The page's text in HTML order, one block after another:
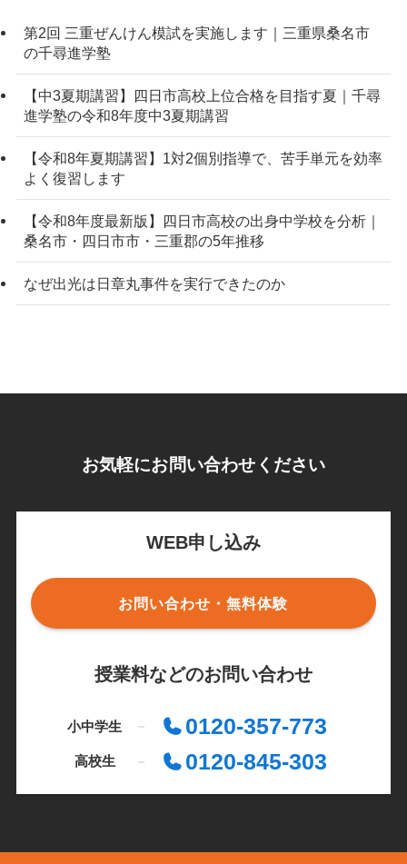
第2回 三重ぜんけん模試を実施します｜三重県桑名市
の千尋進学塾
【中3夏期講習】四日市高校上位合格を目指す夏｜千尋
進学塾の令和8年度中3夏期講習
【令和8年夏期講習】1対2個別指導で、苦手単元を効率
よく復習します
【令和8年度最新版】四日市高校の出身中学校を分析｜
桑名市・四日市市・三重郡の5年推移
なぜ出光は日章丸事件を実行できたのか
お気軽にお問い合わせください
WEB申し込み
お問い合わせ・無料体験
授業料などのお問い合わせ
小中学生 0120-357-773
高校生 0120-845-303